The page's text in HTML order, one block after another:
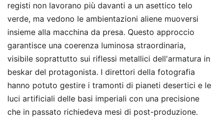
registi non lavorano più davanti a un asettico telo
verde, ma vedono le ambientazioni aliene muoversi
insieme alla macchina da presa. Questo approccio
garantisce una coerenza luminosa straordinaria,
visibile soprattutto sui riflessi metallici dell'armatura in
beskar del protagonista. I direttori della fotografia
hanno potuto gestire i tramonti di pianeti desertici e le
luci artificiali delle basi imperiali con una precisione
che in passato richiedeva mesi di post-produzione.